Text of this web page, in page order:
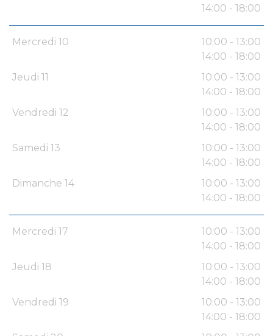
14:00 - 18:00
Mercredi 10
10:00 - 13:00
14:00 - 18:00
Jeudi 11
10:00 - 13:00
14:00 - 18:00
Vendredi 12
10:00 - 13:00
14:00 - 18:00
Samedi 13
10:00 - 13:00
14:00 - 18:00
Dimanche 14
10:00 - 13:00
14:00 - 18:00
Mercredi 17
10:00 - 13:00
14:00 - 18:00
Jeudi 18
10:00 - 13:00
14:00 - 18:00
Vendredi 19
10:00 - 13:00
14:00 - 18:00